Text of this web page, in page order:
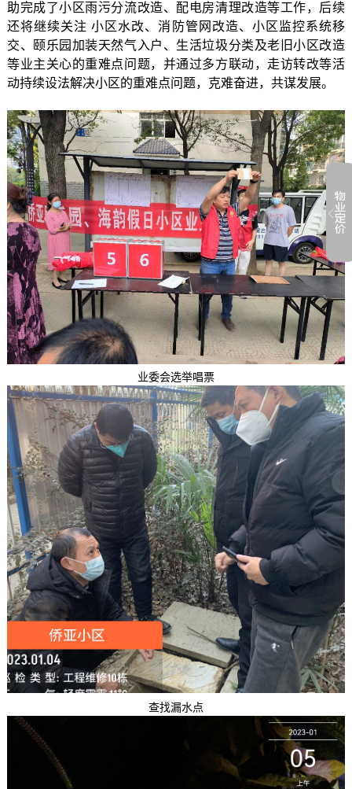
助完成了小区雨污分流改造、配电房清理改造等工作，后续
还将继续关注 小区水改、消防管网改造、小区监控系统移
交、颐乐园加装天然气入户、生活垃圾分类及老旧小区改造
等业主关心的重难点问题，并通过多方联动，走访转改等活
动持续设法解决小区的重难点问题，克难奋进，共谋发展。
业委会选举唱票
查找漏水点